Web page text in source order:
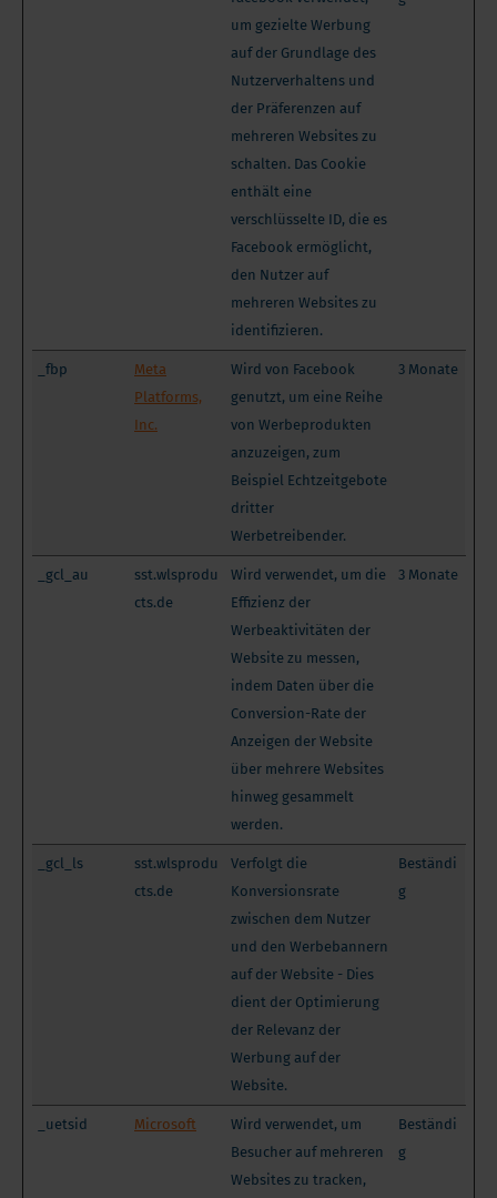
um gezielte Werbung
auf der Grundlage des
Nutzerverhaltens und
der Präferenzen auf
mehreren Websites zu
schalten. Das Cookie
enthält eine
verschlüsselte ID, die es
Facebook ermöglicht,
den Nutzer auf
mehreren Websites zu
identifizieren.
_fbp
Meta
Platforms,
Inc.
Wird von Facebook
genutzt, um eine Reihe
von Werbeprodukten
anzuzeigen, zum
Beispiel Echtzeitgebote
dritter
Werbetreibender.
3 Monate
_gcl_au
sst.wlsprodu
cts.de
Wird verwendet, um die
Effizienz der
Werbeaktivitäten der
Website zu messen,
indem Daten über die
Conversion-Rate der
Anzeigen der Website
über mehrere Websites
hinweg gesammelt
werden.
3 Monate
_gcl_ls
sst.wlsprodu
cts.de
Verfolgt die
Konversionsrate
zwischen dem Nutzer
und den Werbebannern
auf der Website - Dies
dient der Optimierung
der Relevanz der
Werbung auf der
Website.
Beständi
g
_uetsid Microsoft
Wird verwendet, um
Besucher auf mehreren
Websites zu tracken,
Beständi
g